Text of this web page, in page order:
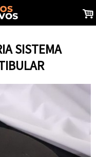
.
SISTEMA